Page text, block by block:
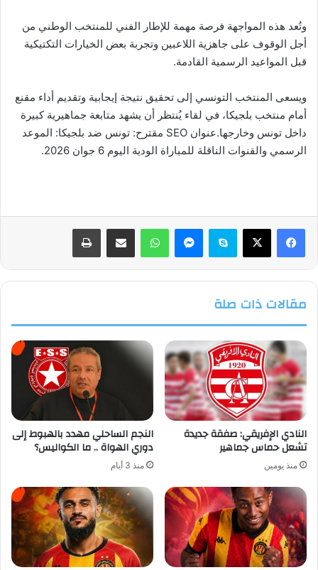
وتُعد هذه المواجهة فرصة مهمة للإطار الفني للمنتخب الوطني من
أجل الوقوف على جاهزية اللاعبين وتجربة بعض الخيارات التكتيكية
قبل المواعيد الرسمية القادمة.
ويسعى المنتخب التونسي إلى تحقيق نتيجة إيجابية وتقديم أداء مقنع
أمام منتخب بلجيكا، في لقاء يُنتظر أن يشهد متابعة جماهيرية كبيرة
داخل تونس وخارجها.عنوان SEO مقترح: تونس ضد بلجيكا: الموعد
الرسمي والقنوات الناقلة للمباراة الودية اليوم 6 جوان 2026.
فيسبوك سكايب واتساب
مقالات ذات صلة
النادي الإفريقي: صفقة جديدة
تشعل حماس جماهير
منذ يومين
النجم الساحلي مهدد بالهبوط إلى
دوري الهواة .. ما الكواليس؟
منذ 3 أيام